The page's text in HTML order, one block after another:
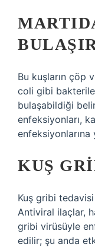
Bu kuşların çöp
coli gibi
bulaşabildiği
enfeksiyonları,
KUŞ
Kuş gribi
Antiviral ilaçlar,
gribi virüsüyle
edilir; şu anda